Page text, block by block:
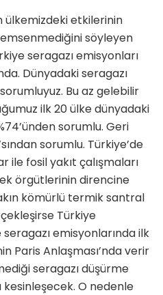
ülkemizdeki etkilerinin
söyleyen
seragazı emisyonları
Dünyadaki seragazı
sorumluyuz. Bu az gelebilir
ilk 20 ülke dünyadaki
sorumlu. Geri
sorumlu. Türkiye’de
fosil yakıt çalışmaları
örgütlerinin direncine
kömürlü termik santral
Türkiye
emisyonlarında ilk
Paris Anlaşması’nda verir
seragazı düşürme
O nedenle